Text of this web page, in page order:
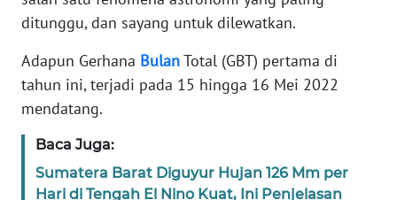
ditunggu, dan sayang untuk dilewatkan.
Adapun Gerhana BulanTotal (GBT) pertama di
tahun ini, terjadi pada 15 hingga 16 Mei 2022
mendatang.
Baca Juga:
Sumatera Barat Diguyur Hujan 126 Mm per
Hari di Tengah El Nino Kuat, Ini Penjelasan
SIBER
REDAKSI
KARIR